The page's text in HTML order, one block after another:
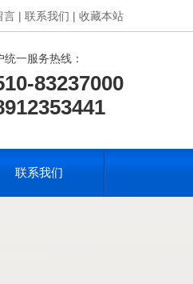
言 | 联系我们 | 收藏本站
统一服务热线：
83237000
联系我们